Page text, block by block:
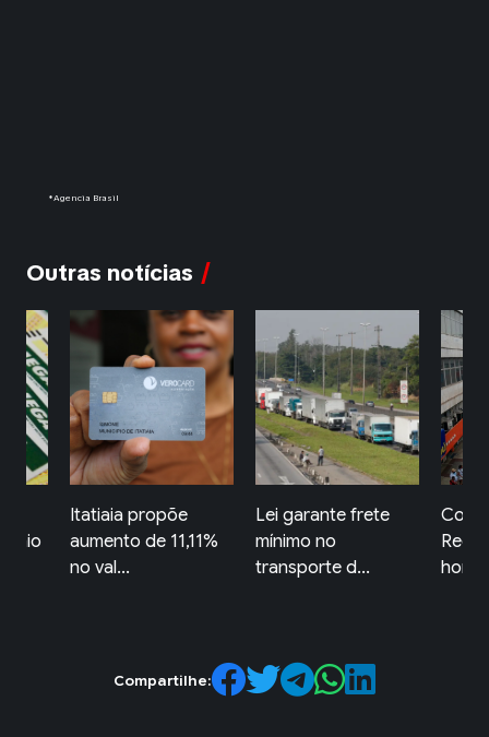
*Agencia Brasil
Outras notícias
Itatiaia propõe
aumento de 11,11%
no val...
Lei garante frete
mínimo no
transporte d...
Compartilhe: